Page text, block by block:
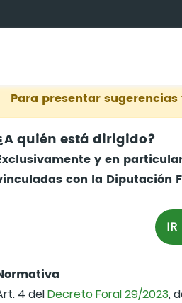
Para presentar
quién está dirigido?
y en
con la Diputación
4 delDecreto Foral 29/2023,